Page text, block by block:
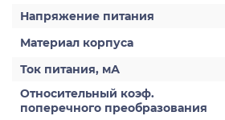
Напряжение питания
Материал корпуса
Ток питания, мА
Относительный коэф.
поперечного преобразования